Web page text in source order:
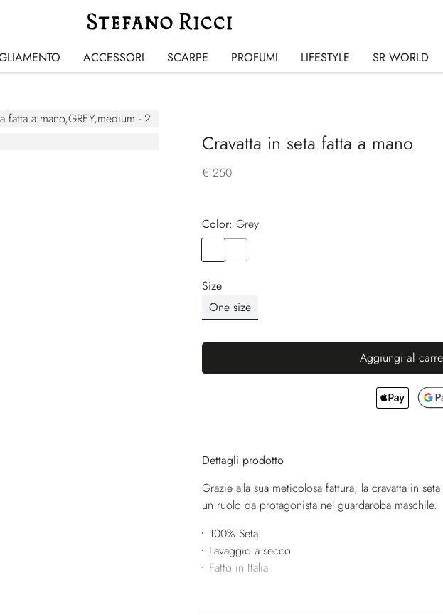
ACCESSORI SCARPE PROFUMI LIFESTYLE SR WORLD
Cravatta in seta fatta a mano
€ 250
Color:
grey
Size
One size
Aggiungi al
Dettagli prodotto
Grazie alla sua meticolosa fattura, la cravatta in
un ruolo da protagonista nel guardaroba maschile.
100% Seta
Lavaggio a secco
Fatto in Italia